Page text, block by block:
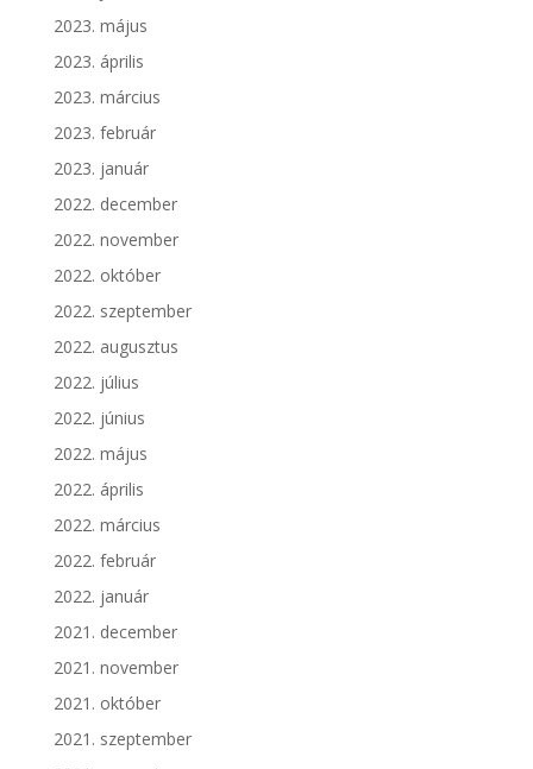
2023. május
2023. április
2023. március
2023. február
2023. január
2022. december
2022. november
2022. október
2022. szeptember
2022. augusztus
2022. július
2022. június
2022. május
2022. április
2022. március
2022. február
2022. január
2021. december
2021. november
2021. október
2021. szeptember